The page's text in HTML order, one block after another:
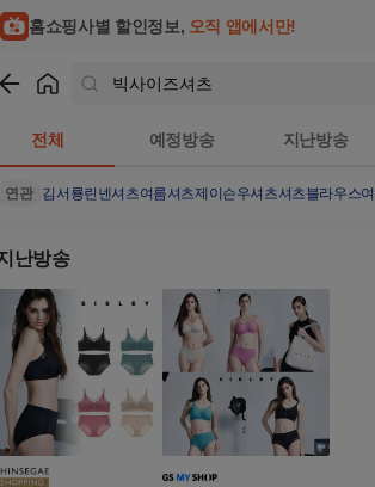
홈쇼핑사별 할인정보, 오직 앱에서만!
전체 예정방송 지난방송
연관 김서룡린넨셔츠여름셔츠제이슨우셔츠셔츠블라우스
난방송